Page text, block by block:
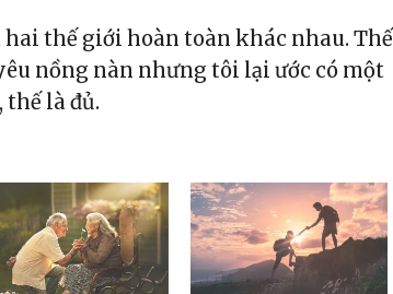
hai thế giới hoàn toàn khác nhau. Thế
nồng nàn nhưng tôi lại ước có một
là đủ.